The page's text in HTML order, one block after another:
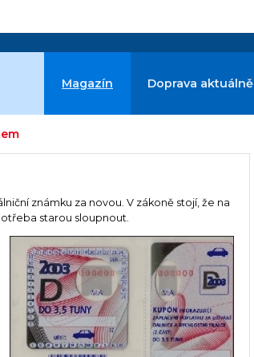
Magazín Doprava aktuálně
známku za novou. V zákoně stojí, že na
starou sloupnout.